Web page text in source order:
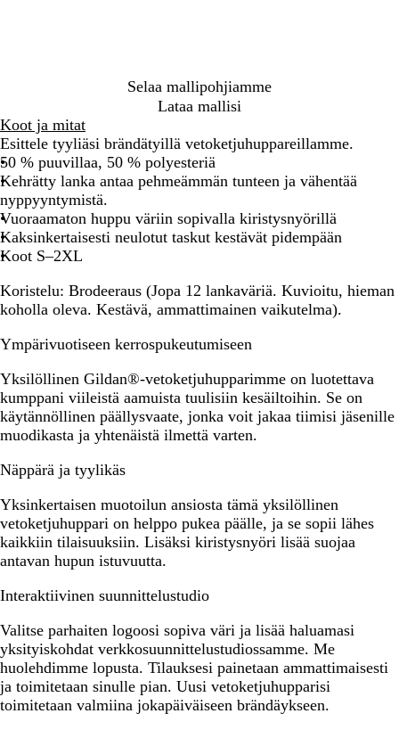
n
e
n
Selaa mallipohjiamme
Lataa mallisi
Koot ja mitat
Esittele tyyliäsi brändätyillä vetoketjuhuppareillamme.
50 % puuvillaa, 50 % polyesteriä
Kehrätty lanka antaa pehmeämmän tunteen ja vähentää
nyppyyntymistä.
Vuoraamaton huppu väriin sopivalla kiristysnyörillä
Kaksinkertaisesti neulotut taskut kestävät pidempään
Koot S–2XL
Koristelu: Brodeeraus (Jopa 12 lankaväriä. Kuvioitu, hieman
koholla oleva. Kestävä, ammattimainen vaikutelma).
Ympärivuotiseen kerrospukeutumiseen
Yksilöllinen Gildan®-vetoketjuhupparimme on luotettava
kumppani viileistä aamuista tuulisiin kesäiltoihin. Se on
käytännöllinen päällysvaate, jonka voit jakaa tiimisi jäsenille
muodikasta ja yhtenäistä ilmettä varten.
Näppärä ja tyylikäs
Yksinkertaisen muotoilun ansiosta tämä yksilöllinen
vetoketjuhuppari on helppo pukea päälle, ja se sopii lähes
kaikkiin tilaisuuksiin. Lisäksi kiristysnyöri lisää suojaa
antavan hupun istuvuutta.
Interaktiivinen suunnittelustudio
Valitse parhaiten logoosi sopiva väri ja lisää haluamasi
yksityiskohdat verkkosuunnittelustudiossamme. Me
huolehdimme lopusta. Tilauksesi painetaan ammattimaisesti
ja toimitetaan sinulle pian. Uusi vetoketjuhupparisi
toimitetaan valmiina jokapäiväiseen brändäykseen.